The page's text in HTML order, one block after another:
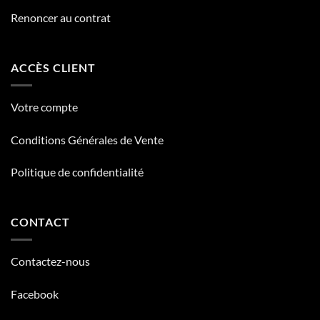
Renoncer au contrat
ACCÈS CLIENT
Votre compte
Conditions Générales de Vente
Politique de confidentialité
CONTACT
Contactez-nous
Facebook